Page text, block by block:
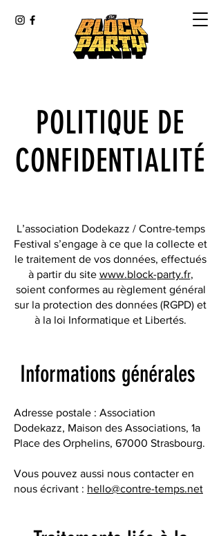
POLITIQUE DE
CONFIDENTIALITÉ
L’association Dodekazz / Contre-temps
Festival s’engage à ce que la collecte et
le traitement de vos données, effectués
à partir du site www.block-party.fr,
soient conformes au règlement général
sur la protection des données (RGPD) et
à la loi Informatique et Libertés.
Informations générales
Adresse postale : Association
Dodekazz, Maison des Associations, 1a
Place des Orphelins, 67000 Strasbourg.
Vous pouvez aussi nous contacter en
nous écrivant : hello@contre-temps.net